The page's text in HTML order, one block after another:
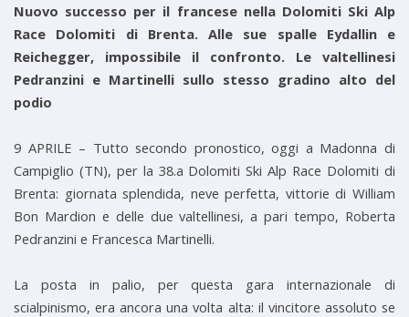
Nuovo successo per il francese nella Dolomiti Ski Alp
Race Dolomiti di Brenta. Alle sue spalle Eydallin e
Reichegger, impossibile il confronto. Le valtellinesi
Pedranzini e Martinelli sullo stesso gradino alto del
podio
9 APRILE – Tutto secondo pronostico, oggi a Madonna di
Campiglio (TN), per la 38.a Dolomiti Ski Alp Race Dolomiti di
Brenta: giornata splendida, neve perfetta, vittorie di William
Bon Mardion e delle due valtellinesi, a pari tempo, Roberta
Pedranzini e Francesca Martinelli.
La posta in palio, per questa gara internazionale di
scialpinismo, era ancora una volta alta: il vincitore assoluto se